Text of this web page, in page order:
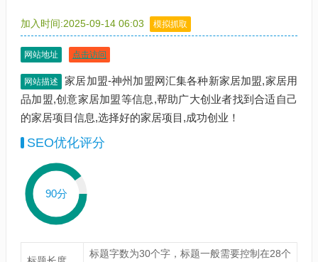
加入时间:2025-09-14 06:03 模拟抓取
网站地址 点击访问
网站描述
家居加盟-神州加盟网汇集各种新家居加盟,家居用
品加盟,创意家居加盟等信息,帮助广大创业者找到合适自己
的家居项目信息,选择好的家居项目,成功创业！
SEO优化评分
90分
标题字数为30个字，标题一般需要控制在28个